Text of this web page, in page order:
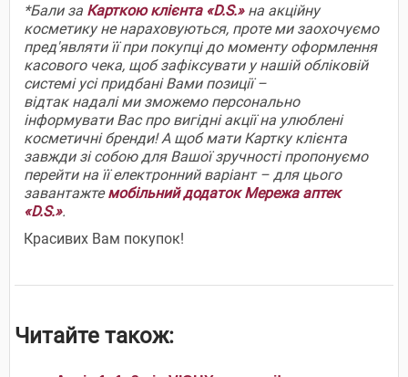
*Бали за Карткою клієнта «D.S.»на акційну
косметику не нараховуються, проте ми заохочуємо
пред'являти її при покупці до моменту оформлення
касового чека, щоб зафіксувати у нашій обліковій
системі усі придбані Вами позиції –
відтак надалі ми зможемо персонально
інформувати Вас про вигідні акції на улюблені
косметичні бренди! А щоб мати Картку клієнта
завжди зі собою для Вашої зручності пропонуємо
перейти на її електронний варіант – для цього
завантажтемобільний додаток Мережа аптек
«D.S.».
Красивих Вам покупок!
Читайте також: